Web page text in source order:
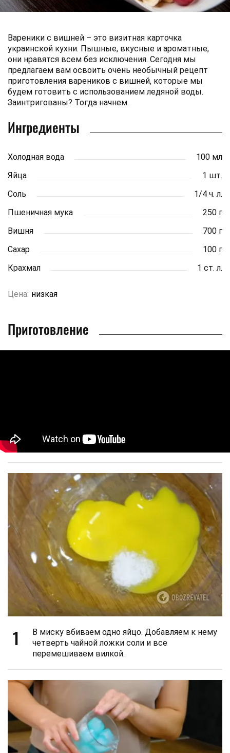
Вареники с вишней – это визитная карточка
украинской кухни. Пышные, вкусные и ароматные,
они нравятся всем без исключения. Сегодня мы
предлагаем вам освоить очень необычный рецепт
приготовления вареников с вишней, которые мы
будем готовить с использованием ледяной воды.
Заинтригованы? Тогда начнем.
Ингредиенты
Холодная вода
100 мл
Яйца
1 шт.
Соль
1/4 ч. л.
Пшеничная мука
250 г
Вишня
700 г
Сахар
100 г
Крахмал
1 ст. л.
Цена: низкая
Приготовление
1
В миску вбиваем одно яйцо. Добавляем к нему
четверть чайной ложки соли и все
перемешиваем вилкой.